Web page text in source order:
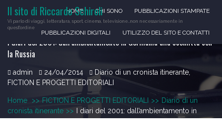
content
Il sito di Riccardo Schiroli
Vi parlo di viaggi, letteratura, sport, cinema, televisione…non necessariamente in
quest'ordine
HOME CHI SONO PUBBLICAZIONI STAMPATE
PUBBLICAZIONI DIGITALI UTILIZZO DEL SITO E CONTATTI
I diari del 2001: dall’ambientamento in Germania alla sconfitta con
la Russia
admin 24/04/2014 Diario di un cronista itinerante
FICTION E PROGETTI EDITORIALI
Home >> FICTION E PROGETTI EDITORIALI >> Diario di un
cronista itinerante >> I diari del 2001: dall’ambientamento in
Germania alla sconfitta con la Russia